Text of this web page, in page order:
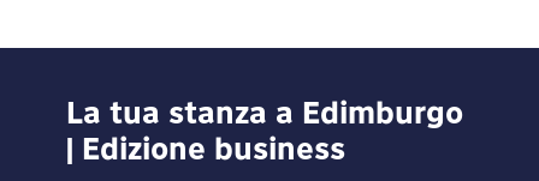
il tuo viaggio di lavoro in un viaggiobleisure o
business.
MEININGER e il divertimento vanno sempre di pari
La tua stanza a Edimburgo
| Edizione business